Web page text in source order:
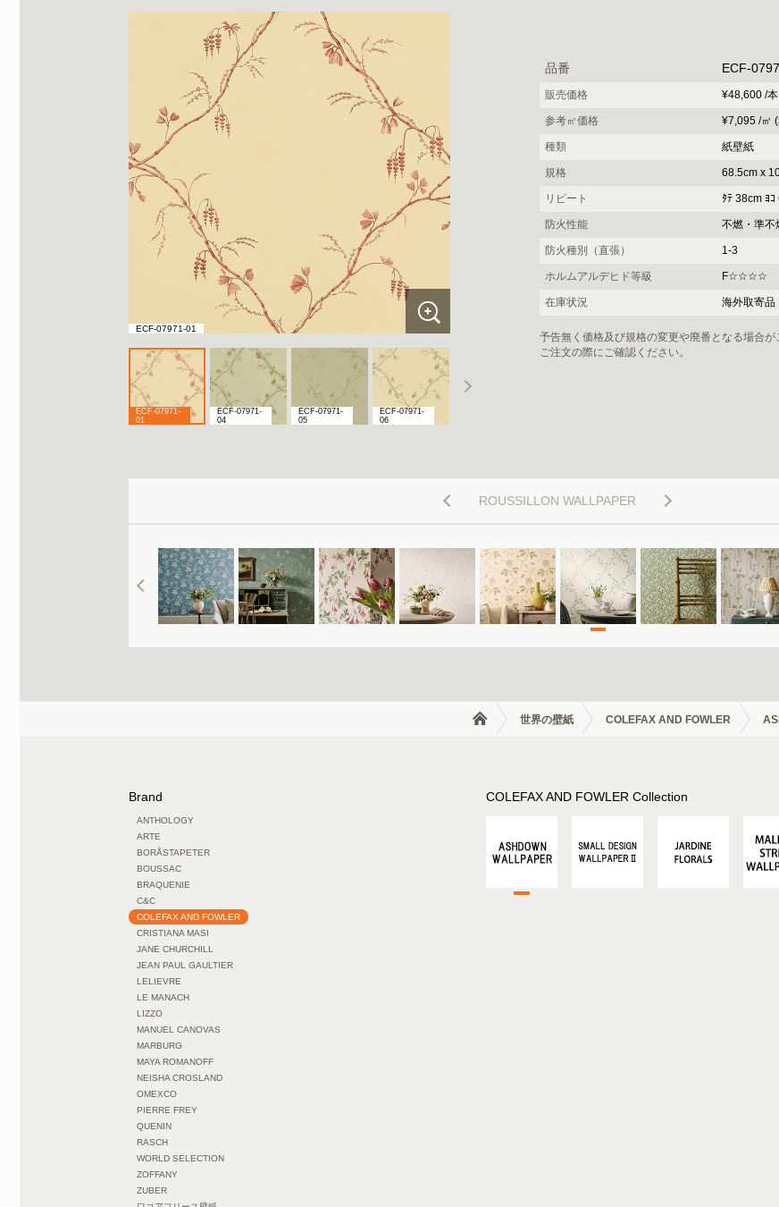
ECF-07971-01
ECF-07971-
01
ECF-07971-
04
ECF-07971-
05
ECF-07971-
06
品番 ECF-
販売価格 ¥48,600 /
参考㎡価格 ¥7,095 /㎡
種類 紙壁紙
規格 68.5cm x
リピート ﾀﾃ 38cm ﾖ
防火性能 不燃・準不
防火種別（直張） 1-3
ホルムアルデヒド等級 F☆☆☆☆
在庫状況 海外取寄品
予告無く価格及び規格の変更や廃番となる場合が
ご注文の際にご確認ください。
ROUSSILLON WALLPAPER
世界の壁紙 COLEFAX AND FOWLER
COLEFAX AND FOWLER Collection
Brand
ANTHOLOGY
ARTE
BORÅSTAPETER
BOUSSAC
BRAQUENIE
C&C
COLEFAX AND FOWLER
CRISTIANA MASI
JANE CHURCHILL
JEAN PAUL GAULTIER
LELIEVRE
LE MANACH
LIZZO
MANUEL CANOVAS
MARBURG
MAYA ROMANOFF
NEISHA CROSLAND
OMEXCO
PIERRE FREY
QUENIN
RASCH
WORLD SELECTION
ZOFFANY
ZUBER